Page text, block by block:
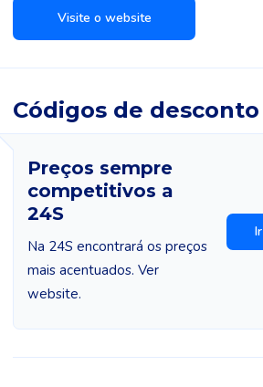
Visite o website
Códigos de
Preços sempre
competitivos a
24S
Na 24S encontrará os preços
mais acentuados. Ver
website.